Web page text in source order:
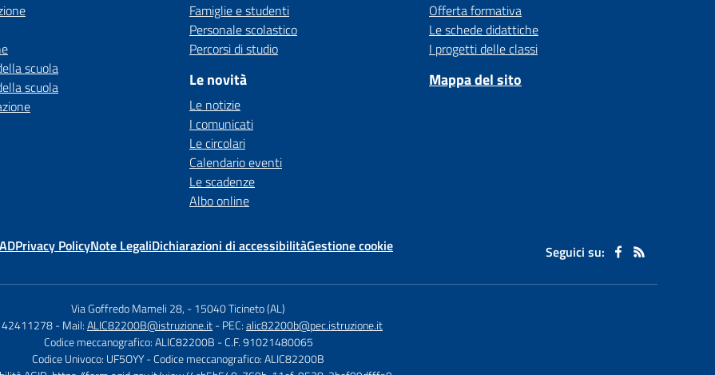
scuola
scuola
Famiglie e studenti
Personale scolastico
Percorsi di studio
Le novità
Le notizie
I comunicati
Le circolari
Calendario eventi
Le scadenze
Albo online
Offerta formativa
Le schede didattiche
I progetti delle classi
Mappa del sito
Privacy PolicyNote LegaliDichiarazioni di accessibilitàGestione cookie Seguici su:
Via Goffredo Mameli 28, -15040 Ticineto (AL)
- Mail:ALIC82200B@istruzione.it- PEC:alic82200b@pec.istruzione.it
Codice meccanografico: ALIC82200B - C.F. 91021480065
Codice Univoco: UF5OYY- Codice meccanografico: ALIC82200B